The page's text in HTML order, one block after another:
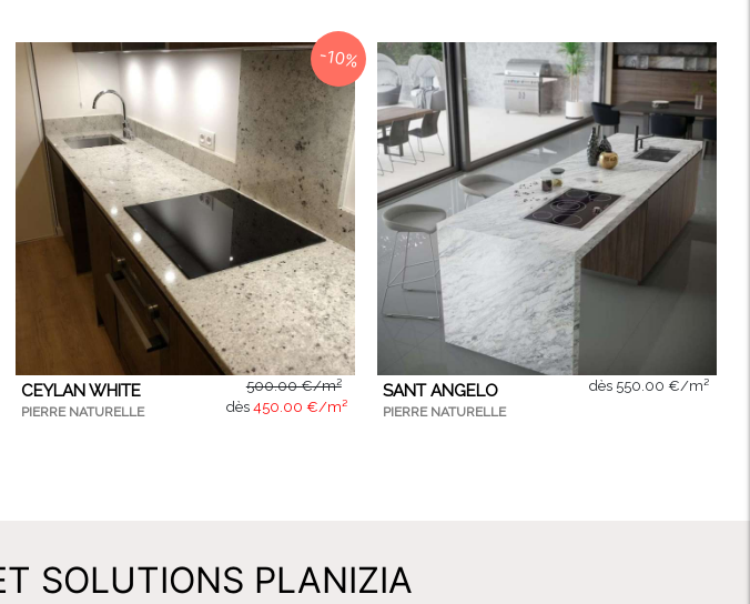
-10%
CEYLAN WHITE
PIERRE NATURELLE
500.00 €/m²
dès450.00 €/m²
SANT ANGELO
PIERRE NATURELLE
dès 550.00 €/m²
SOLUTIONS PLANIZIA